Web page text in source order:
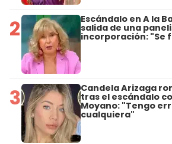
2 Escándalo en A la
salida de una
incorporación: "Se
3 Candela Arizaga
tras el escándalo
Moyano: "Tengo
cualquiera"